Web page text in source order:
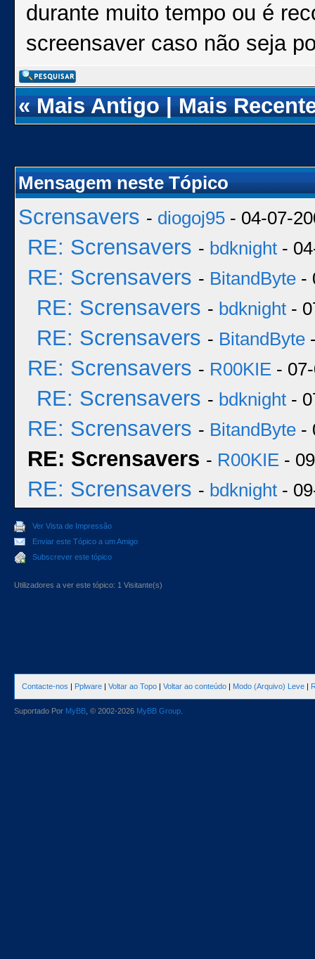
durante muito tempo ou é
screensaver caso não seja
«Mais Antigo|Mais
Mensagem neste Tópico
Scrensavers - diogoj95 - 04-07-
RE: Scrensavers - bdknight -
RE: Scrensavers - BitandByte -
RE: Scrensavers - bdknight -
RE: Scrensavers - BitandByte
RE: Scrensavers - R00KIE -
RE: Scrensavers - bdknight -
RE: Scrensavers - BitandByte -
RE: Scrensavers - R00KIE -
RE: Scrensavers - bdknight -
Ver Vista de Impressão
Enviar este Tópico a um Amigo
Subscrever este tópico
Utilizadores a ver este tópico: 1 Visitante(s)
Contacte-nos | Pplware | Voltar ao Topo | Voltar ao conteúdo | Modo (Arquivo) Leve |
Suportado Por MyBB , © 2002-2026 MyBB Group